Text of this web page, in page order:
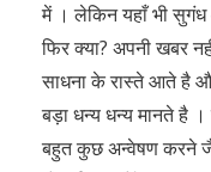
में । लेकिन यहाँ भी सुगंध
फिर क्या? अपनी खबर
साधना के रास्ते आते है
बड़ा धन्य धन्य मानते है ।
बहुत कुछ अन्वेषण करने